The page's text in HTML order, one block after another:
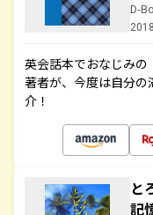
D-
英会話本でおなじみの
著者が、今度は自分
介！
と
記